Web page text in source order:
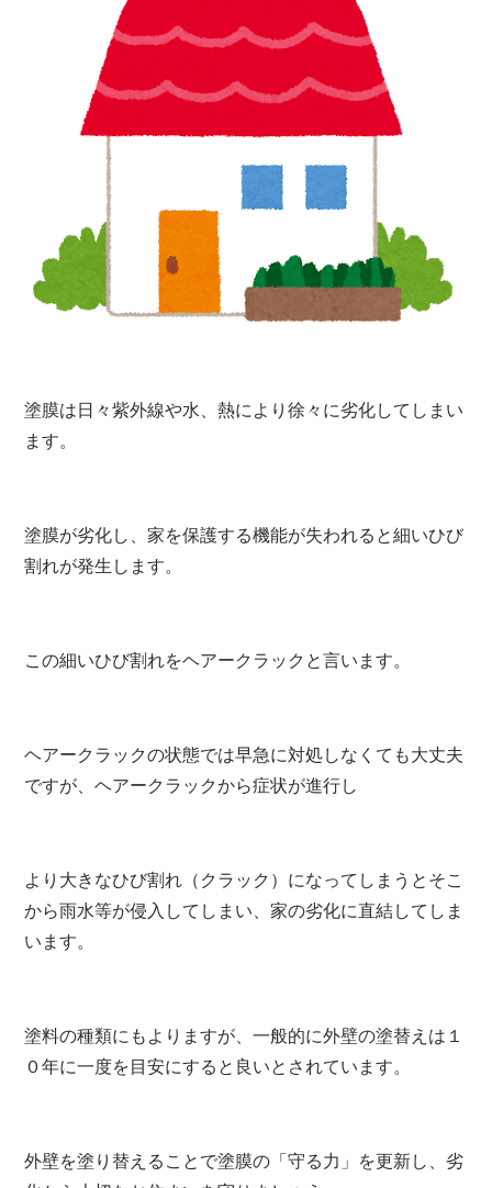
塗膜は日々紫外線や水、熱により徐々に劣化してしまい
ます。
塗膜が劣化し、家を保護する機能が失われると細いひび
割れが発生します。
この細いひび割れをヘアークラックと言います。
ヘアークラックの状態では早急に対処しなくても大丈夫
ですが、ヘアークラックから症状が進行し
より大きなひび割れ（クラック）になってしまうとそこ
から雨水等が侵入してしまい、家の劣化に直結してしま
います。
塗料の種類にもよりますが、一般的に外壁の塗替えは１
０年に一度を目安にすると良いとされています。
外壁を塗り替えることで塗膜の「守る力」を更新し、劣